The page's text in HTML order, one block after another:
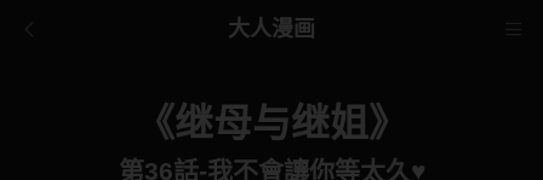
大人漫画
《继母与继姐》
第36話-我不會讓你等太久♥